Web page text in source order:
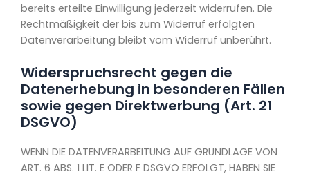
bereits erteilte Einwilligung jederzeit widerrufen. Die
Rechtmäßigkeit der bis zum Widerruf erfolgten
Datenverarbeitung bleibt vom Widerruf unberührt.
Widerspruchsrecht gegen die
Datenerhebung in besonderen Fällen
sowie gegen Direktwerbung (Art. 21
DSGVO)
WENN DIE DATENVERARBEITUNG AUF GRUNDLAGE VON
ART. 6 ABS. 1 LIT. E ODER F DSGVO ERFOLGT, HABEN SIE